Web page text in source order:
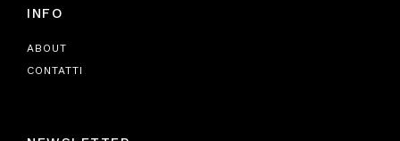
INFO
ABOUT
CONTATTI